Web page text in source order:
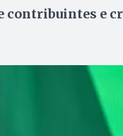
contribuintes e